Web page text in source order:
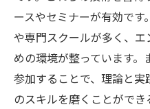
ースやセミナーが有効で
や専門スクールが多く、
めの環境が整っています
参加することで、理論と
のスキルを磨くことができ